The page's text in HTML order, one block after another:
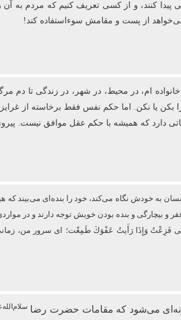
کنند، و از کسی تعریف کنیم که مردم به
از پست و مقامش سوءاستفاده کند!
ام، در محیط، در شهر، در زندگی تا دم
را بکن یا نکن. اما حکم نفس فقط برخاسته از
دارد که همیشه با حکم عقل موافق نیست.
به خودش نگاه می‌کند، خود را بنده‌ای می‌بیند که
فقر و بیچارگی و بنده بودن خویش توجه دارند و در
فَزِعْتُ وَإِذَا رَأَیتُ عَفْوَكَ طَمِعْت؛ ای سرور من،
می‌شود که مقامات حضرت رضا